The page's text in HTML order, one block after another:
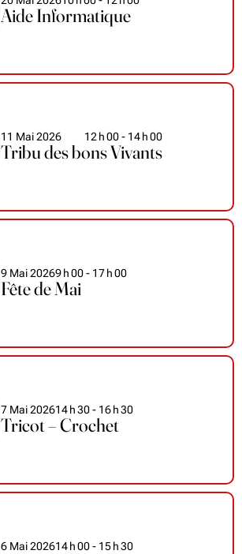
Aide Informatique
11 Mai 2026 12 h00- 14h00
Tribu des bons Vivants
9 Mai 20269h00- 17h00
Fête de Mai
7 Mai 202614h30- 16h30
Tricot – Crochet
6 Mai 202614h00- 15h30